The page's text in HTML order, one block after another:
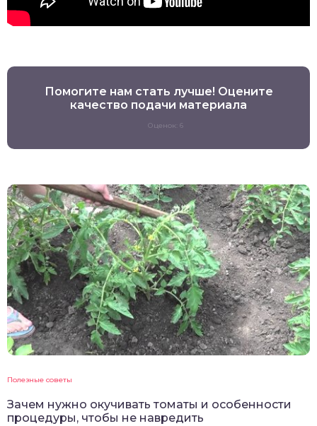
Помогите нам стать лучше! Оцените
качество подачи материала
Оценок: 6
Полезные советы
Зачем нужно окучивать томаты и особенности
процедуры, чтобы не навредить